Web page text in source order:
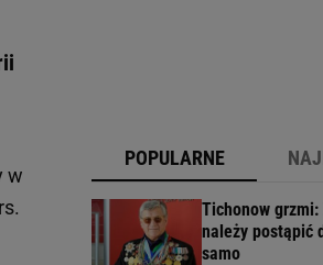
w
POPULARNE
Tichonow
należy postąpić
samo